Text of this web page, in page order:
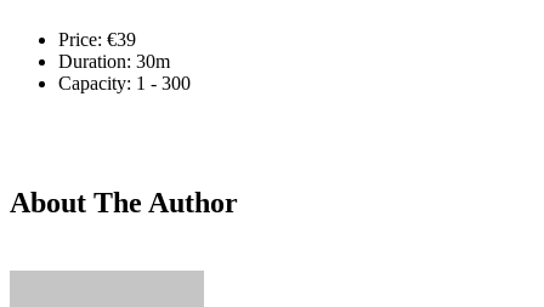
Price: €39
Duration: 30m
Capacity: 1 - 300
About The Author